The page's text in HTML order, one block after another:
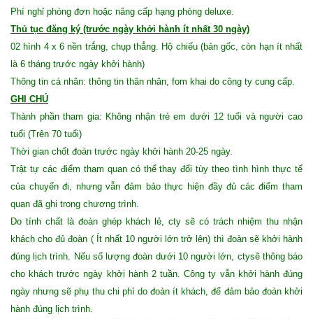
Phí nghỉ phòng đơn hoặc nâng cấp hạng phòng deluxe.
Thủ tục đăng ký (trước ngày khởi hành ít nhất 30 ngày)
02 hình 4 x 6 nền trắng, chụp thẳng. Hộ chiếu (bản gốc, còn hạn ít nhất
là 6 tháng trước ngày khởi hành)
Thông tin cá nhân: thông tin thân nhân, fom khai do công ty cung cấp.
GHI CHÚ
Thành phần tham gia: Không nhận trẻ em dưới 12 tuổi và người cao
tuổi (Trên 70 tuổi)
Thời gian chốt đoàn trước ngày khởi hành 20-25 ngày.
Trật tự các điểm tham quan có thể thay đổi tùy theo tình hình thực tế
của chuyến đi, nhưng vẫn đảm bảo thực hiện đầy đủ các điểm tham
quan đã ghi trong chương trình.
Do tính chất là đoàn ghép khách lẻ, cty sẽ có trách nhiệm thu nhận
khách cho đủ đoàn ( Ít nhất 10 người lớn trở lên) thì đoàn sẽ khởi hành
đúng lịch trình. Nếu số lượng đoàn dưới 10 người lớn, ctysẽ thông báo
cho khách trước ngày khởi hành 2 tuần. Công ty vẫn khởi hành đúng
ngày nhưng sẽ phụ thu chi phí do đoàn ít khách, để đảm bảo đoàn khởi
hành đúng lịch trình.